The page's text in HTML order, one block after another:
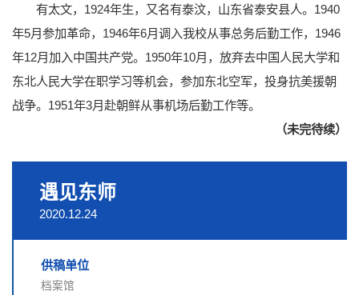
遇见东师
2020.12.24
供稿单位
档案馆
有太文，1924年生，又名有泰汶，山东省泰安县人。1940
年5月参加革命，1946年6月调入我校从事总务后勤工作，1946
年12月加入中国共产党。1950年10月，放弃去中国人民大学和
东北人民大学在职学习等机会，参加东北空军，投身抗美援朝
战争。1951年3月赴朝鲜从事机场后勤工作等。
（未完待续）